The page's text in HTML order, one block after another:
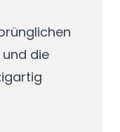
die